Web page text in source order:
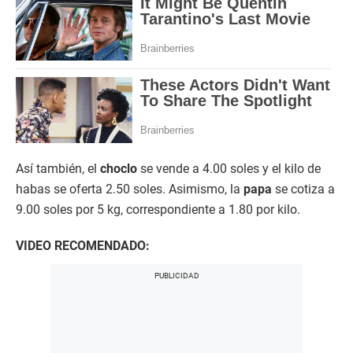
Así también, el choclo se vende a 4.00 soles y el kilo de
habas se oferta 2.50 soles. Asimismo, la papa se cotiza a
9.00 soles por 5 kg, correspondiente a 1.80 por kilo.
VIDEO RECOMENDADO: